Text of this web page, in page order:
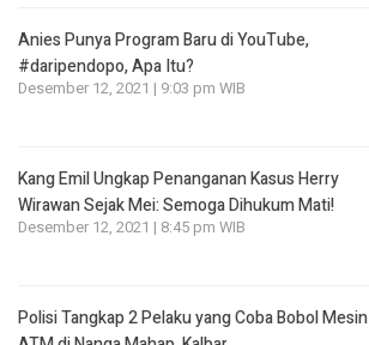
Anies Punya Program Baru di YouTube,
#daripendopo, Apa Itu?
Desember 12, 2021 | 9:03 pm WIB
Kang Emil Ungkap Penanganan Kasus Herry
Wirawan Sejak Mei: Semoga Dihukum Mati!
Desember 12, 2021 | 8:45 pm WIB
Polisi Tangkap 2 Pelaku yang Coba Bobol Mesin